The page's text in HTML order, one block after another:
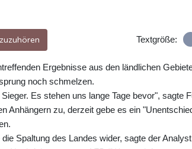
Textgröße:
Ergebnisse aus den ländlichen
noch schmelzen.
Es stehen uns lange Tage bevor", sagte
Anhängern zu, derzeit gebe es ein
Spaltung des Landes wider, sagte der